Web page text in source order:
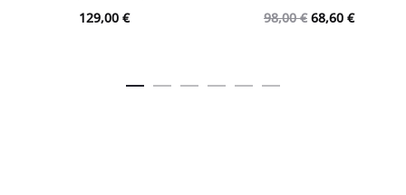
129,00 €
98,00€ Original
68,60 €Η